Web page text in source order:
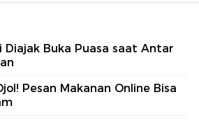
Diajak Buka Puasa saat Antar
Pesan Makanan Online Bisa